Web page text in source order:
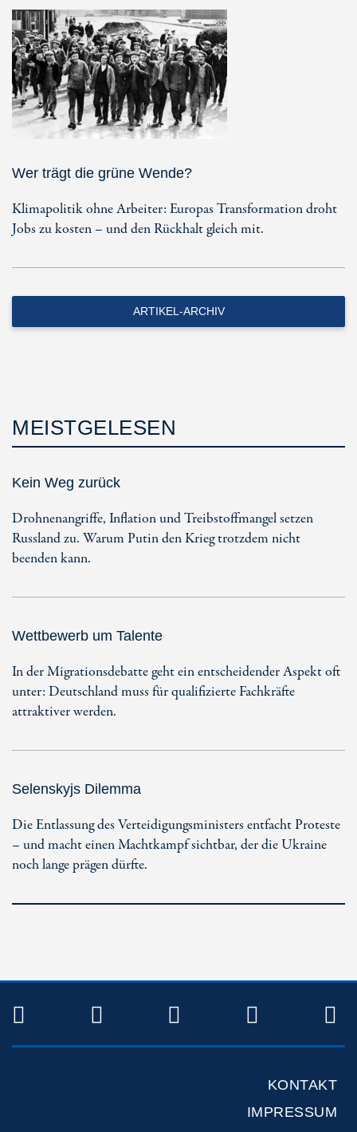
Wer trägt die grüne Wende?
Klimapolitik ohne Arbeiter: Europas Transformation droht
Jobs zu kosten – und den Rückhalt gleich mit.
ARTIKEL-ARCHIV
MEISTGELESEN
Kein Weg zurück
Drohnenangriffe, Inflation und Treibstoffmangel setzen
Russland zu. Warum Putin den Krieg trotzdem nicht
beenden kann.
Wettbewerb um Talente
In der Migrationsdebatte geht ein entscheidender Aspekt oft
unter: Deutschland muss für qualifizierte Fachkräfte
attraktiver werden.
Selenskyjs Dilemma
Die Entlassung des Verteidigungsministers entfacht Proteste
– und macht einen Machtkampf sichtbar, der die Ukraine
noch lange prägen dürfte.
TWITTERFACEBOOKINSTAGRAM
KONTAKT
IMPRESSUM